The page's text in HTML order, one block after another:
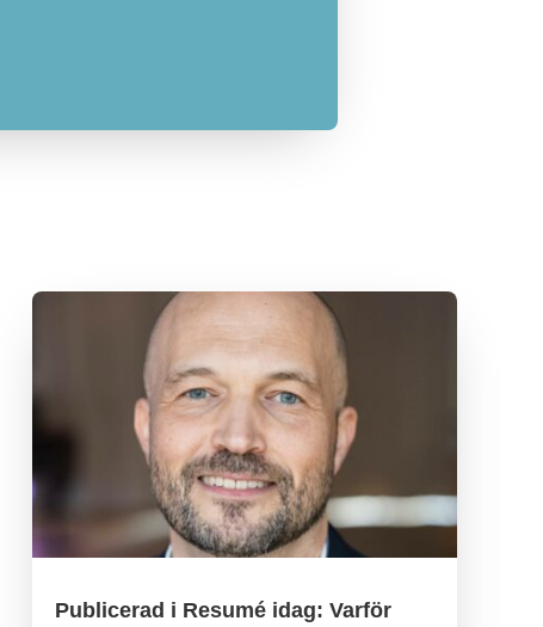
Publicerad i Resumé idag: Varför